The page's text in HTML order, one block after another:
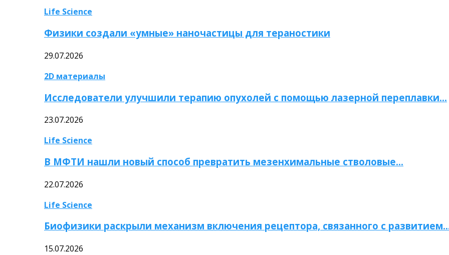
Life Science
Физики создали «умные» наночастицы для тераностики
29.07.2026
2D материалы
Исследователи улучшили терапию опухолей с помощью лазерной переплавки…
23.07.2026
Life Science
В МФТИ нашли новый способ превратить мезенхимальные стволовые…
22.07.2026
Life Science
Биофизики раскрыли механизм включения рецептора, связанного с
15.07.2026